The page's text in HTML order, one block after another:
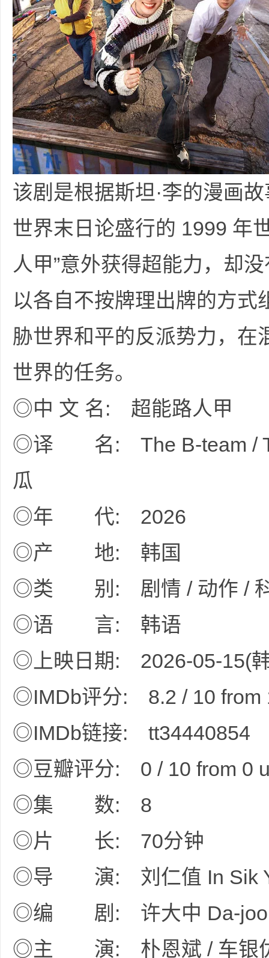
该剧是根据斯坦·李的漫画
世界末日论盛行的 1999 年
人甲”意外获得超能力，却
以各自不按牌理出牌的方式
胁世界和平的反派势力，在
世界的任务。
◎中 文 名: 超能路人甲
◎译 名: The B-team /
瓜
◎年 代: 2026
◎产 地: 韩国
◎类 别: 剧情 / 动作 /
◎语 言: 韩语
◎上映日期: 2026-05-15(
◎IMDb评分: 8.2 / 10 from
◎IMDb链接: tt34440854
◎豆瓣评分: 0 / 10 from 0
◎集 数: 8
◎片 长: 70分钟
◎导 演: 刘仁值 In Sik
◎编 剧: 许大中 Da-
◎主 演: 朴恩斌 / 车银优